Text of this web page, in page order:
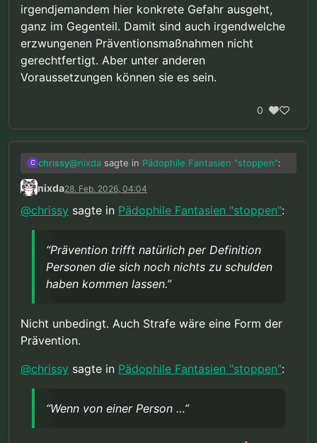
irgendjemandem hier konkrete Gefahr ausgeht,
ganz im Gegenteil. Damit sind auch irgendwelche
erzwungenen Präventionsmaßnahmen nicht
gerechtfertigt. Aber unter anderen
Voraussetzungen können sie es sein.
0
C chrissy@nixda sagte in Pädophile Fantasien "stoppen":
auch für alle anderen als gerechtfertigt
und damit auch für euch. Ist trotzdem natürlich
nur meine Meinung.
@nixdasagte inPädophile Fantasien "stoppen"
In der Politik, geht es aber nunmal nicht
Das ist leider richtig. Aber genau deshalb betone
ich ja so dass derartige Maßnahmen nur bei
Vorliegen von klaren und eindeutigen Beweisen
sehe.
erwiesenermaßen eine erhebliche Gefahr für
Aber noch einmal, ich unterstelle nicht dass von
ganz im Gegenteil. Damit sind auch irgendwelche
Voraussetzungen können sie es sein.
nixda28. Feb. 2026, 04:04
@chrissy sagte in Pädophile Fantasien "stoppen":
“Prävention trifft natürlich per Definition
Personen die sich noch nichts zu schulden
haben kommen lassen.”
Nicht unbedingt. Auch Strafe wäre eine Form der
Prävention.
@chrissy sagte in Pädophile Fantasien "stoppen":
“Wenn von einer Person …”